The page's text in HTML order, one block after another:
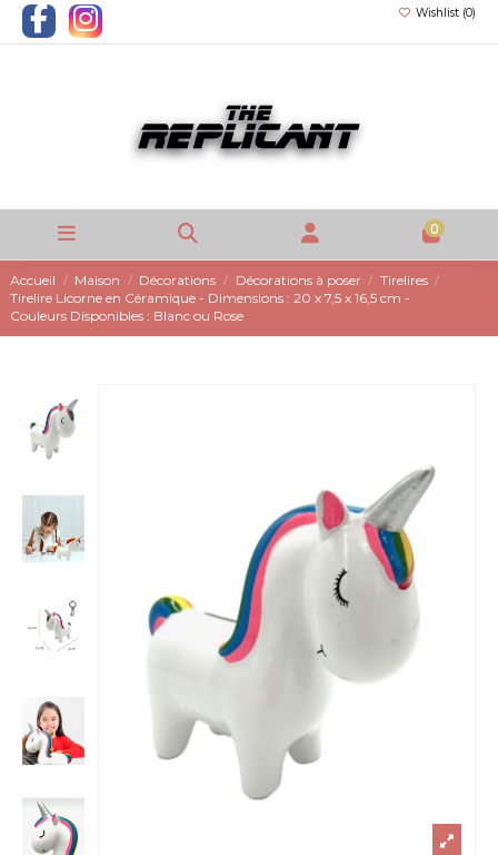
Wishlist (0)
0
Accueil Maison Décorations Décorations à poser
Tirelires
Tirelire Licorne en Céramique - Dimensions : 20 x 7,5 x 16,5 cm -
Couleurs Disponibles : Blanc ou Rose